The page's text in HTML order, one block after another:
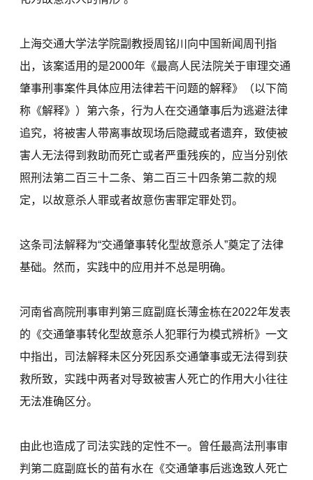
上海交通大学法学院副教授周铭川向中国新闻周刊指
出，该案适用的是2000年《最高人民法院关于审理交通
肇事刑事案件具体应用法律若干问题的解释》（以下简
称《解释》）第六条，行为人在交通肇事后为逃避法律
追究，将被害人带离事故现场后隐藏或者遗弃，致使被
害人无法得到救助而死亡或者严重残疾的，应当分别依
照刑法第二百三十二条、第二百三十四条第二款的规
定，以故意杀人罪或者故意伤害罪定罪处罚。
这条司法解释为“交通肇事转化型故意杀人”奠定了法律
基础。然而，实践中的应用并不总是明确。
河南省高院刑事审判第三庭副庭长薄金栋在2022年发表
的《交通肇事转化型故意杀人犯罪行为模式辨析》一文
中指出，司法解释未区分死因系交通肇事或无法得到获
救所致，实践中两者对导致被害人死亡的作用大小往往
无法准确区分。
由此也造成了司法实践的定性不一。曾任最高法刑事审
判第二庭副庭长的苗有水在《交通肇事后逃逸致人死亡